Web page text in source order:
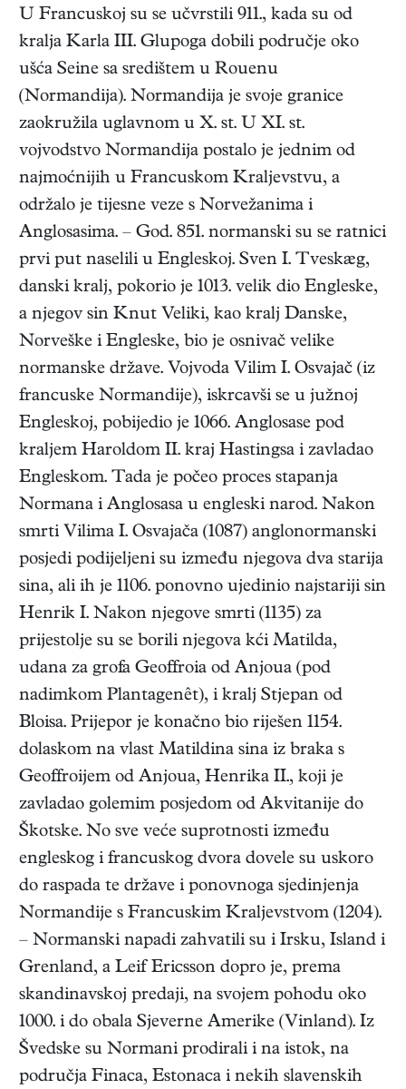
U Francuskoj su se učvrstili 911., kada su od
kralja Karla III. Glupoga dobili područje oko
ušća Seine sa središtem u Rouenu
(Normandija). Normandija je svoje granice
zaokružila uglavnom u X. st. U XI. st.
vojvodstvo Normandija postalo je jednim od
najmoćnijih u Francuskom Kraljevstvu, a
održalo je tijesne veze s Norvežanima i
Anglosasima. – God. 851. normanski su se ratnici
prvi put naselili u Engleskoj. Sven I. Tveskæg,
danski kralj, pokorio je 1013. velik dio Engleske,
a njegov sin Knut Veliki, kao kralj Danske,
Norveške i Engleske, bio je osnivač velike
normanske države. Vojvoda Vilim I. Osvajač (iz
francuske Normandije), iskrcavši se u južnoj
Engleskoj, pobijedio je 1066. Anglosase pod
kraljem Haroldom II. kraj Hastingsa i zavladao
Engleskom. Tada je počeo proces stapanja
Normana i Anglosasa u engleski narod. Nakon
smrti Vilima I. Osvajača (1087) anglonormanski
posjedi podijeljeni su između njegova dva starija
sina, ali ih je 1106. ponovno ujedinio najstariji sin
Henrik I. Nakon njegove smrti (1135) za
prijestolje su se borili njegova kći Matilda,
udana za grofa Geoffroia od Anjoua (pod
nadimkom Plantagenêt), i kralj Stjepan od
Bloisa. Prijepor je konačno bio riješen 1154.
dolaskom na vlast Matildina sina iz braka s
Geoffroijem od Anjoua, Henrika II., koji je
zavladao golemim posjedom od Akvitanije do
Škotske. No sve veće suprotnosti između
engleskog i francuskog dvora dovele su uskoro
do raspada te države i ponovnoga sjedinjenja
Normandije s Francuskim Kraljevstvom (1204).
– Normanski napadi zahvatili su i Irsku, Island i
Grenland, a Leif Ericsson dopro je, prema
skandinavskoj predaji, na svojem pohodu oko
1000. i do obala Sjeverne Amerike (Vinland). Iz
Švedske su Normani prodirali i na istok, na
područja Finaca, Estonaca i nekih slavenskih